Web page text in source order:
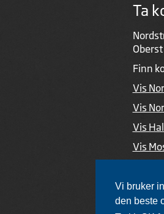
Vi bruker
den beste
Ta
Finn
Vis
Vis
Vis
Vis